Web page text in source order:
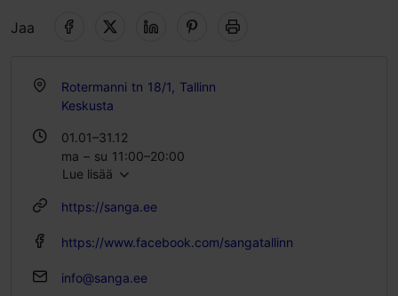
Jaa
Rotermanni tn 18/1, Tallinn
Keskusta
01.01–31.12
ma – su 11:00–20:00
Lue lisää
https://sanga.ee
https://www.facebook.com/sangatallinn
info@sanga.ee